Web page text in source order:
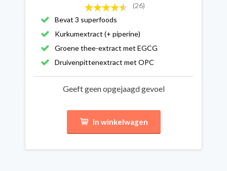
(26)
Bevat 3 superfoods
Kurkumextract (+ piperine)
Groene thee-extract met EGCG
Druivenpittenextract met OPC
Geeft geen opgejaagd gevoel
In winkelwagen